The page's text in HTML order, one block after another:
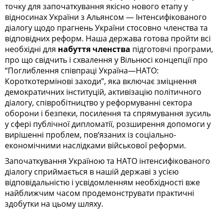
точку для започаткування якісно нового етапу у
відносинах України з Альянсом — Інтенсифікованого
діалогу щодо прагнень України стосовно членства та
відповідних реформ. Наша держава готова пройти всі
необхідні для набуття членства підготовчі програми,
про що свідчить і схвалення у Вільнюсі концепції про
“Поглиблення співпраці Україна—НАТО:
Короткотермінові заходи”, яка включає зміцнення
демократичних інституцій, активізацію політичного
діалогу, співробітництво у реформуванні сектора
оборони і безпеки, посилення та спрямування зусиль
у сфері публічної дипломатії, розширення допомоги у
вирішенні проблем, пов‘язаних із соціально-
економічними наслідками військової реформи.
Започаткування Україною та НАТО інтенсифікованого
діалогу сприймається в нашій державі з усією
відповідальністю і усвідомленням необхідності вже
найближчим часом продемонструвати практичні
здобутки на цьому шляху.